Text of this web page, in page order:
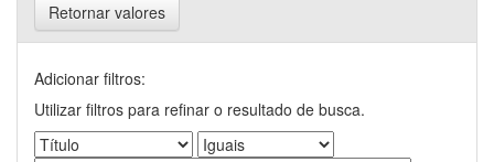
Retornar valores
Adicionar filtros:
Utilizar filtros para refinar o resultado de busca.